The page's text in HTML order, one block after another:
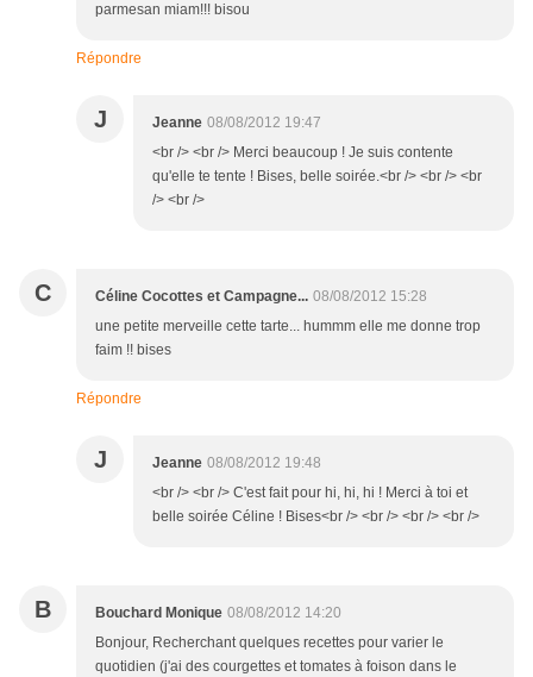
parmesan miam!!! bisou
Répondre
J Jeanne 08/08/2012 19:47
<br /> <br /> Merci beaucoup ! Je suis contente
qu'elle te tente ! Bises, belle soirée.<br /> <br /> <br
/> <br />
C Céline Cocottes et Campagne... 08/08/2012 15:28
une petite merveille cette tarte... hummm elle me donne trop
faim !! bises
Répondre
J Jeanne 08/08/2012 19:48
<br /> <br /> C'est fait pour hi, hi, hi ! Merci à toi et
belle soirée Céline ! Bises<br /> <br /> <br /> <br />
B Bouchard Monique 08/08/2012 14:20
Bonjour, Recherchant quelques recettes pour varier le
quotidien (j'ai des courgettes et tomates à foison dans le